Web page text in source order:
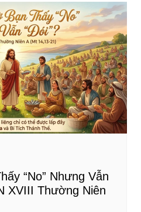
“No” Nhưng Vẫn
XVIII Thường Niên